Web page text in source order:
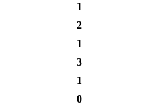
1
2
1
3
1
0